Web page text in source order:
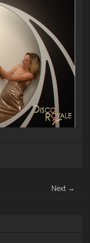
Next →